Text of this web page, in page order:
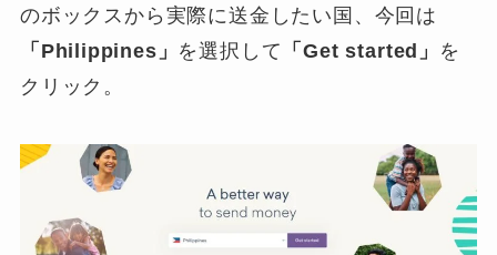
のボックスから実際に送金したい国、今回は
「Philippines」 を選択して 「Get started」
を
クリック。